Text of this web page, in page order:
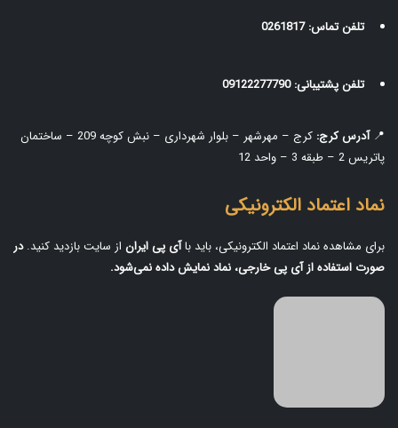
تلفن تماس: 0261817
تلفن پشتیبانی: 09122277790
📍آدرس کرج:
کرج – مهرشهر – بلوار شهرداری – نبش کوچه 209 – ساختمان
پاتریس 2 – طبقه 3 – واحد 12
نماد اعتماد الکترونیکی
برای مشاهده نماد اعتماد الکترونیکی، باید باآی‌ پی ایران از سایت بازدید کنید.در
صورت استفاده از آی‌ پی خارجی، نماد نمایش داده نمی‌شود.